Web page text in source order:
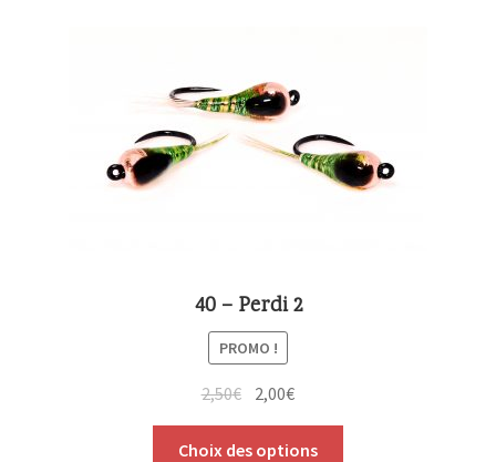
40 – Perdi 2
PROMO !
2,50€ 2,00€
Choix des options